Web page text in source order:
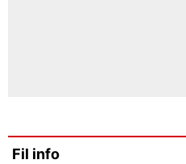
Fil info